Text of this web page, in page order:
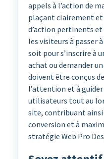
appels à l’action de
plaçant clairement
d’action pertinents
les visiteurs à passer
soit pour s’inscrire à
achat ou demander un
doivent être conçus
l’attention et à
utilisateurs tout au
site, contribuant ainsi
conversion et à
stratégie Web Pro